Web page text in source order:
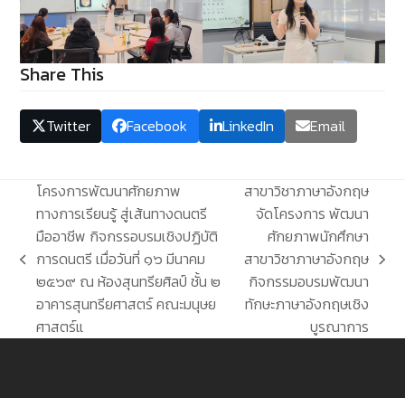
Share This
Twitter Facebook LinkedIn Email
previous
post:
โครงการพัฒนาศักยภาพ
ทางการเรียนรู้ สู่เส้นทางดนตรี
มืออาชีพ กิจกรรอบรมเชิงปฏิบัติ
การดนตรี เมื่อวันที่ ๑๖ มีนาคม
๒๕๖๙ ณ ห้องสุนทรียศิลป์ ชั้น ๒
อาคารสุนทรียศาสตร์ คณะมนุษย
ศาสตร์แ
next
post:
สาขาวิชาภาษาอังกฤษ
จัดโครงการ พัฒนา
ศักยภาพนักศึกษา
สาขาวิชาภาษาอังกฤษ
กิจกรรมอบรมพัฒนา
ทักษะภาษาอังกฤษเชิง
บูรณาการ